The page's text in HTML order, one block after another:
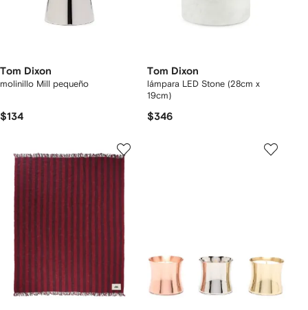
Tom Dixon
molinillo Mill pequeño
$134
Tom Dixon
lámpara LED Stone (28cm x
19cm)
$346